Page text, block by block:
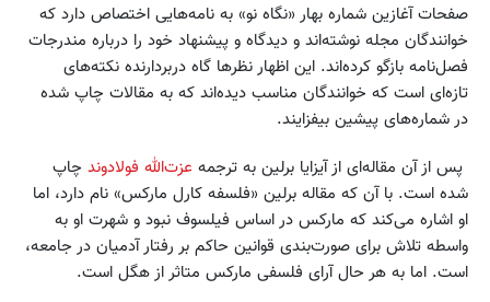
صفحات آغازین شماره بهار «نگاه نو» به نامه‌هایی اختصاص دارد که
خوانندگان مجله نوشته‌اند و دیدگاه و پیشنهاد خود را درباره مندرجات
فصل‌نامه بازگو کرده‌اند. این اظهار نظرها گاه دربردارنده نکته‌های
تازه‌ای است که خوانندگان مناسب دیده‌اند که به مقالات چاپ شده
در شماره‌های پیشین بیفزایند.
پس از آن مقاله‌ای از آیزایا برلین به ترجمه عزت‌الله فولادوند چاپ
شده است. با آن که مقاله برلین «فلسفه کارل مارکس» نام دارد، اما
او اشاره می‌کند که مارکس در اساس فیلسوف نبود و شهرت او به
واسطه تلاش برای صورت‌بندی قوانین حاکم بر رفتار آدمیان در جامعه،
است. اما به هر حال آرای فلسفی مارکس متاثر از هگل است.